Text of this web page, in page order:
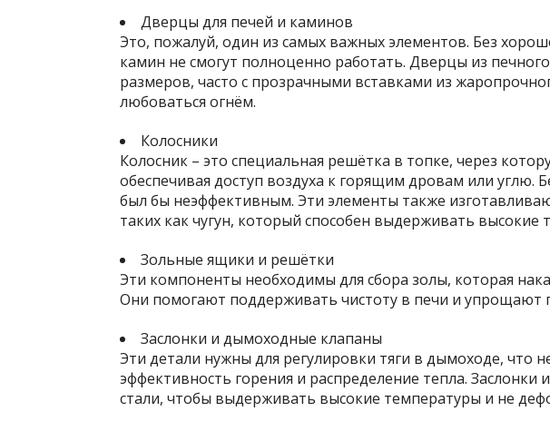
Дверцы для печей и каминов
Это, пожалуй, один из самых важных элементов. Без
камин не смогут полноценно работать. Дверцы из
размеров, часто с прозрачными вставками из
любоваться огнём.
Колосники
Колосник – это специальная решётка в топке, через
обеспечивая доступ воздуха к горящим дровам или углю.
был бы неэффективным. Эти элементы также
таких как чугун, который способен выдерживать высокие
Зольные ящики и решётки
Эти компоненты необходимы для сбора золы, которая
Они помогают поддерживать чистоту в печи и упрощают
Заслонки и дымоходные клапаны
Эти детали нужны для регулировки тяги в дымоходе, что
эффективность горения и распределение тепла. Заслонки
стали, чтобы выдерживать высокие температуры и не